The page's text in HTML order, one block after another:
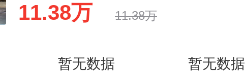
11.38万 11.38万
暂无数据 暂无数据